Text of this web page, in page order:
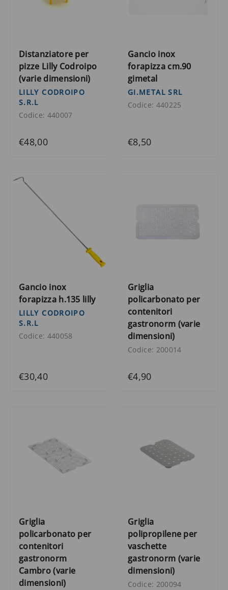
Distanziatore per
pizze Lilly Codroipo
(varie dimensioni)
LILLY CODROIPO
S.R.L
Codice: 440007
€48,00
Gancio inox
forapizza cm.90
gimetal
GI.METAL SRL
Codice: 440225
€8,50
Gancio inox
forapizza h.135 lilly
LILLY CODROIPO
S.R.L
Codice: 440058
€30,40
Griglia
policarbonato per
contenitori
gastronorm (varie
dimensioni)
Codice: 200014
€4,90
Griglia
policarbonato per
contenitori
gastronorm
Cambro (varie
dimensioni)
Griglia
polipropilene per
vaschette
gastronorm (varie
dimensioni)
Codice: 200094